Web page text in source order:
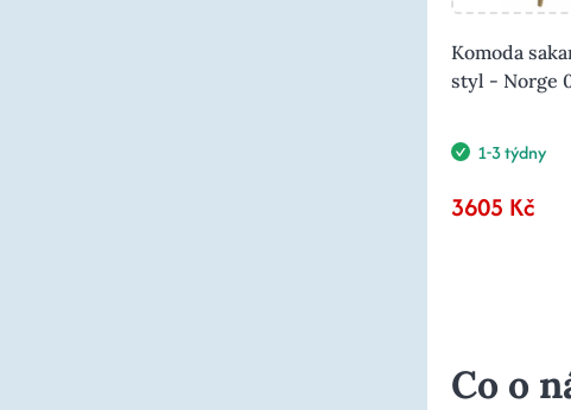
Komoda
styl - Norge
1-3 týdny
3605 Kč
Co o